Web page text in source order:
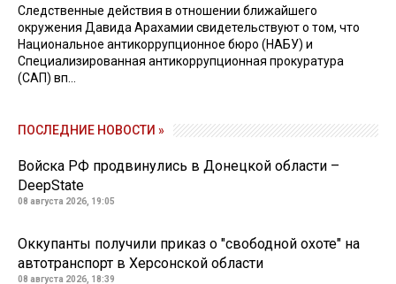
Следственные действия в отношении ближайшего
окружения Давида Арахамии свидетельствуют о том, что
Национальное антикоррупционное бюро (НАБУ) и
Специализированная антикоррупционная прокуратура
(САП) вп...
ПОСЛЕДНИЕ НОВОСТИ »
Войска РФ продвинулись в Донецкой области –
DeepState
08 августа 2026, 19:05
Оккупанты получили приказ о "свободной охоте" на
автотранспорт в Херсонской области
08 августа 2026, 18:39